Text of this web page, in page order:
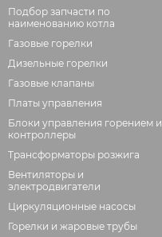
Подбор запчасти по
наименованию котла
Газовые горелки
Дизельные горелки
Газовые клапаны
Платы управления
Блоки управления горением и
контроллеры
Трансформаторы розжига
Вентиляторы и
электродвигатели
Циркуляционные насосы
Горелки и жаровые трубы